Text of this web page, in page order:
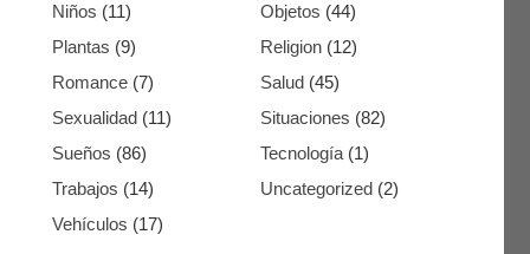
Niños (11) Objetos (44)
Plantas (9) Religion (12)
Romance (7) Salud (45)
Sexualidad (11) Situaciones (82)
Sueños (86) Tecnología (1)
Trabajos (14) Uncategorized (2)
Vehículos (17)